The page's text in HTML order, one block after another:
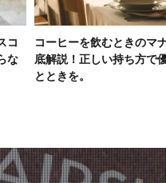
コ
な
コーヒーを飲むときのマ
底解説！正しい持ち方で
とときを。